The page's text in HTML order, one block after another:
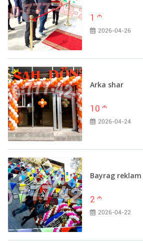
1 m
2026-04-26
Arka shar
10 m
2026-04-24
Bayrag reklam
2 m
2026-04-22